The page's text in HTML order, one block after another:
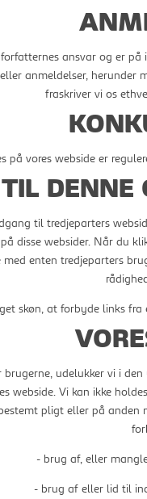
ansvar og er
anmeldelser,
fraskriver vi os
på vores webside er
DENNE
til tredjeparters
disse websider. Når du
enten tredjeparters
skøn, at forbyde links
udelukker vi i
Vi kan ikke
pligt eller på
- brug af, eller
- brug af eller lid til